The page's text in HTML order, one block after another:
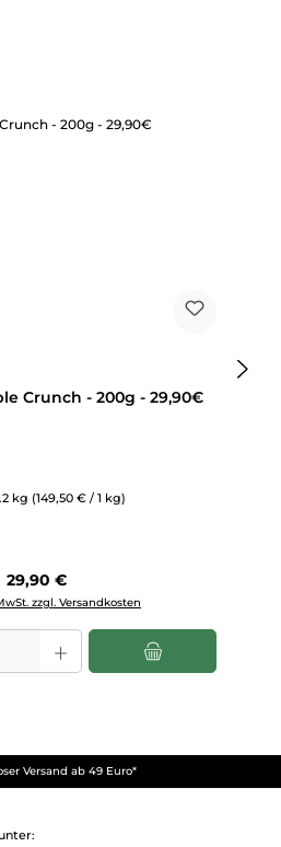
Crunch - 200g - 29,90€
kg (149,50 € / 1 kg)
Regulärer Preis:
29,90 €
zzgl. Versandkosten
gewünschten Wert ein oder benutze die
Versand ab 49 Euro*